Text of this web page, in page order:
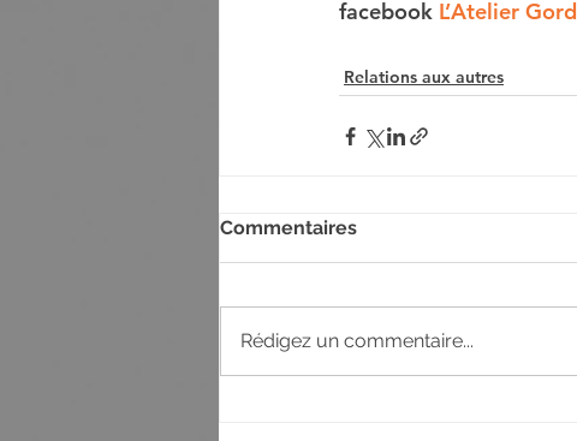
facebook L’Atelier
Relations aux autres
Commentaires
Rédigez un commentaire...